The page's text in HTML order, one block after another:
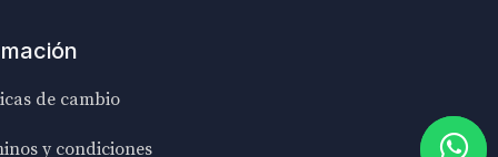
de cambio
y condiciones